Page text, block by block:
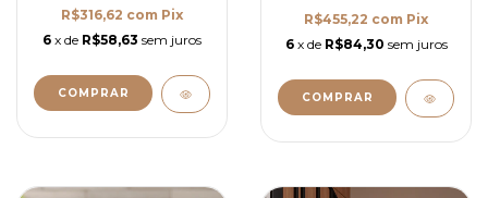
R$316,62 com Pix
6 x de R$58,63 sem juros
COMPRAR
R$455,22 com Pix
6 x de R$84,30 sem juros
COMPRAR